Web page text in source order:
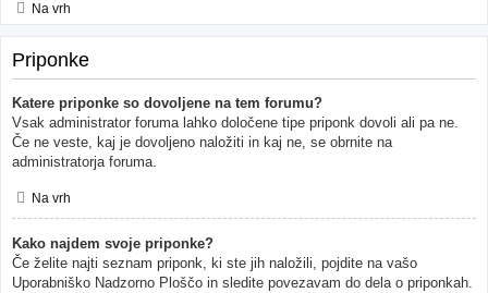
Na vrh
Priponke
Katere priponke so dovoljene na tem forumu?
Vsak administrator foruma lahko določene tipe priponk dovoli ali pa ne.
Če ne veste, kaj je dovoljeno naložiti in kaj ne, se obrnite na
administratorja foruma.
Na vrh
Kako najdem svoje priponke?
Če želite najti seznam priponk, ki ste jih naložili, pojdite na vašo
Uporabniško Nadzorno Ploščo in sledite povezavam do dela o priponkah.